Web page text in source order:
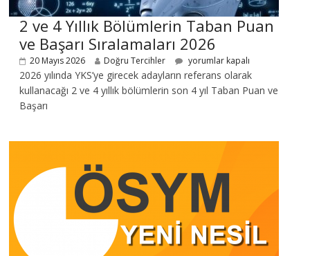
2 ve 4 Yıllık Bölümlerin Taban Puan
ve Başarı Sıralamaları 2026
20 Mayıs 2026 Doğru Tercihler yorumlar kapalı
2026 yılında YKS’ye girecek adayların referans olarak
kullanacağı 2 ve 4 yıllık bölümlerin son 4 yıl Taban Puan ve
Başarı